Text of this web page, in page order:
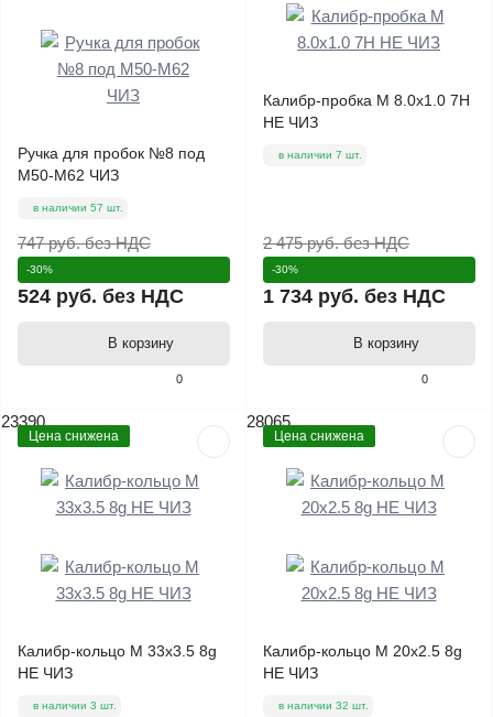
0
Ручка для пробок №8 под
М50-М62 ЧИЗ
в наличии 57 шт.
747 руб.без НДС
-30%
524 руб. без НДС
В корзину
0
Калибр-пробка М 8.0х1.0 7Н
НЕ ЧИЗ
в наличии 7 шт.
2 475 руб.без НДС
-30%
1 734 руб. без НДС
В корзину
23390
Цена снижена
Калибр-кольцо М 33х3.5 8g
НЕ ЧИЗ
в наличии 3 шт.
28065
Цена снижена
Калибр-кольцо М 20х2.5 8g
НЕ ЧИЗ
в наличии 32 шт.